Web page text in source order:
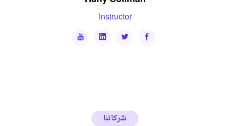
Instructor
شركائنا